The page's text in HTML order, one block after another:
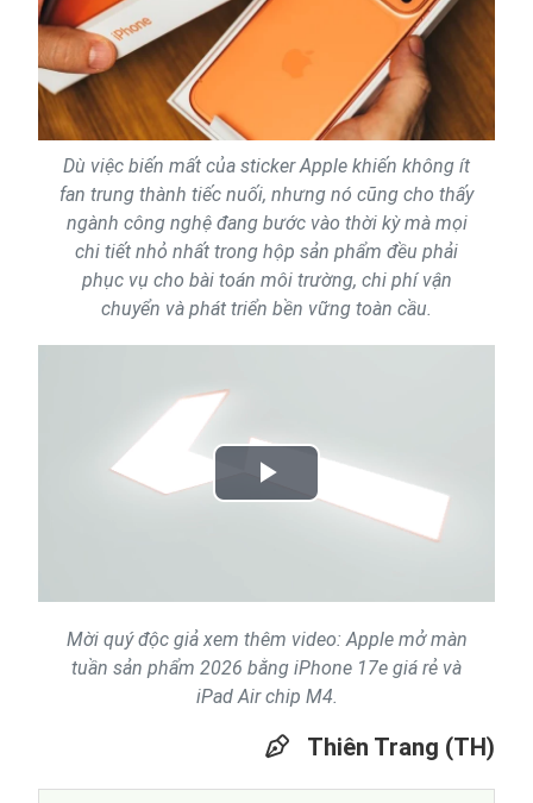
Dù việc biến mất của sticker Apple khiến không ít
fan trung thành tiếc nuối, nhưng nó cũng cho thấy
ngành công nghệ đang bước vào thời kỳ mà mọi
chi tiết nhỏ nhất trong hộp sản phẩm đều phải
phục vụ cho bài toán môi trường, chi phí vận
chuyển và phát triển bền vững toàn cầu.
Play
Mời quý độc giả xem thêm video: Apple mở màn
tuần sản phẩm 2026 bằng iPhone 17e giá rẻ và
iPad Air chip M4.
Thiên Trang (TH)